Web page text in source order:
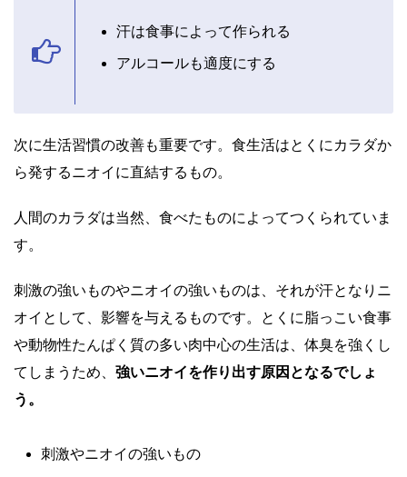
汗は食事によって作られる
アルコールも適度にする
次に生活習慣の改善も重要です。食生活はとくにカラダか
ら発するニオイに直結するもの。
人間のカラダは当然、食べたものによってつくられていま
す。
刺激の強いものやニオイの強いものは、それが汗となりニ
オイとして、影響を与えるものです。
とくに脂っこい食事
や動物性たんぱく質の多い肉中心の生活は、体臭を強くし
てしまうため、 強いニオイを作り出す原因となるでしょ
う。
刺激やニオイの強いもの